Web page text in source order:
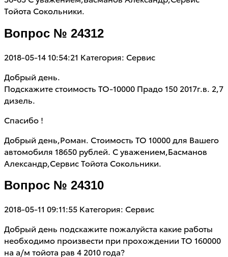
Тойота Сокольники.
Вопрос № 24312
2018-05-14 10:54:21 Категория: Сервис
Добрый день.
Подскажите стоимость ТО-10000 Прадо 150 2017г.в. 2,7
дизель.
Спасибо !
Добрый день,Роман. Стоимость ТО 10000 для Вашего
автомобиля 18650 рублей. С уважением,Басманов
Александр,Сервис Тойота Сокольники.
Вопрос № 24310
2018-05-11 09:11:55 Категория: Сервис
Добрый день подскажите пожалуйста какие работы
необходимо произвести при прохождении ТО 160000
на а/м тойота рав 4 2010 года?